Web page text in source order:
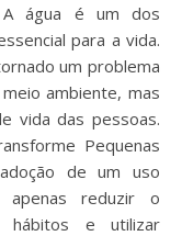
A água é um dos
para a vida.
um problema
ambiente, mas
vida das pessoas.
Pequenas
de um uso
apenas reduzir o
hábitos e utilizar